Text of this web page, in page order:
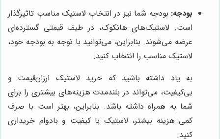
بودجه: بودجه شما نیز در انتخاب لاستیک مناسب تاثیرگذار
است. لاستیک‌های هانکوک، در طیف قیمتی گسترده‌ای
عرضه می‌شوند. بنابراین، می‌توانید با توجه به بودجه خود،
لاستیک مناسب را انتخاب کنید.
به یاد داشته باشید که خرید لاستیک ارزان‌قیمت و
بی‌کیفیت، می‌تواند در بلندمدت هزینه‌های بیشتری را برای
شما به همراه داشته باشد. بنابراین، بهتر است با صرف
کمی هزینه بیشتر، لاستیک با کیفیت و بادوام خریداری
کنید.